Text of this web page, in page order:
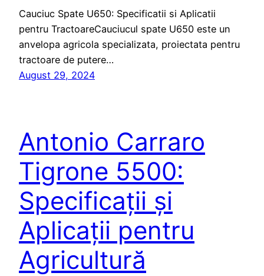
Cauciuc Spate U650: Specificatii si Aplicatii
pentru TractoareCauciucul spate U650 este un
anvelopa agricola specializata, proiectata pentru
tractoare de putere…
August 29, 2024
Antonio Carraro
Tigrone 5500:
Specificații și
Aplicații pentru
Agricultură